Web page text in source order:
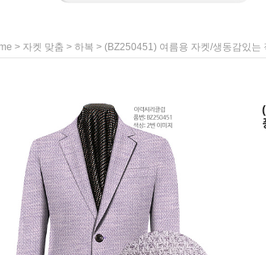
> 자켓 맞춤 > 하복 > (BZ250451) 여름용 자켓/생동감있는